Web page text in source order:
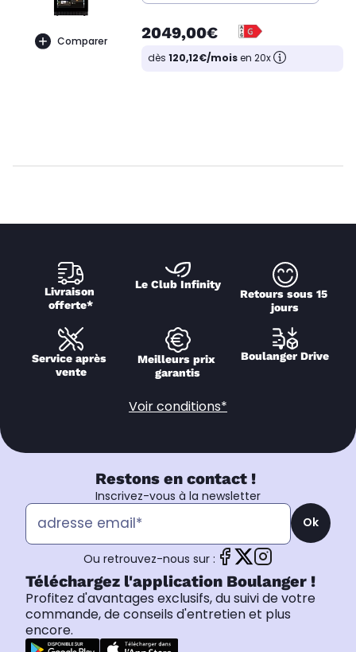
Comparer 2049,00€
dès 120,12€/moisen 20x
Livraison
offerte*
Le Club Infinity
Retours sous 15
jours
Service après
vente
Meilleurs prix
garantis
Boulanger Drive
Voir conditions*
Restons en contact !
Inscrivez-vous à la newsletter
Ok
Ou retrouvez-nous sur :
Téléchargez l'application Boulanger !
Profitez d'avantages exclusifs, du suivi de votre
commande, de conseils d'entretien et plus
encore.